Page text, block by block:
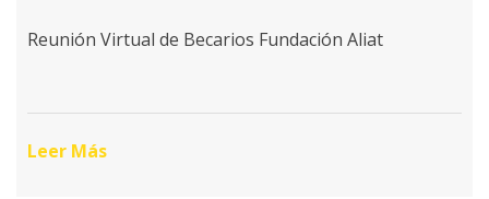
Reunión Virtual de Becarios Fundación Aliat
Leer Más